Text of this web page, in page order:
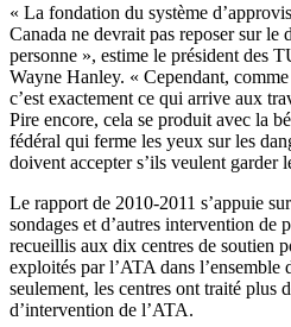
« La fondation du système
Canada ne devrait pas reposer sur le
personne », estime le président des
Wayne Hanley. « Cependant,
c’est exactement ce qui arrive aux
Pire encore, cela se produit avec la
fédéral qui ferme les yeux sur les
doivent accepter s’ils veulent garder
Le rapport de 2010-2011 s’appuie
sondages et d’autres intervention de
recueillis aux dix centres de soutien
exploités par l’ATA dans l’ensemble
seulement, les centres ont traité plus
d’intervention de l’ATA.